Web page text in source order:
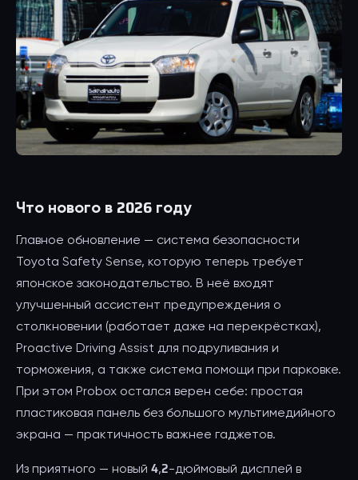
Что нового в 2026 году
Главное обновление — система безопасности
Toyota Safety Sense, которую теперь требует
японское законодательство. В неё входят
улучшенный ассистент предупреждения о
столкновении (работает даже на перекрёстках),
Proactive Driving Assist для подруливания и
торможения, а также система помощи при парковке.
При этом Probox остался верен себе: простая
пластиковая панель без большого мультимедийного
экрана — практичность важнее гаджетов.
Из приятного — новый 4,2-дюймовый дисплей в